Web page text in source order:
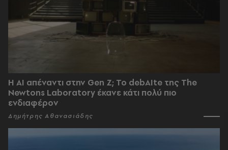
Η AI απέναντι στην Gen Z; Το debAIte της The
Newtons Laboratory έκανε κάτι πολύ πιο
ενδιαφέρον
Δημήτρης Αθανασιάδης